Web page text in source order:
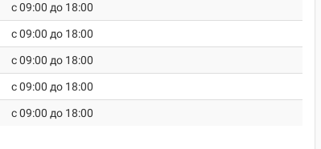
c 09:00 до 18:00
c 09:00 до 18:00
c 09:00 до 18:00
c 09:00 до 18:00
c 09:00 до 18:00